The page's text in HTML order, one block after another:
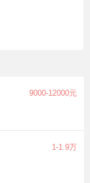
9000-12000元
1-1.9万